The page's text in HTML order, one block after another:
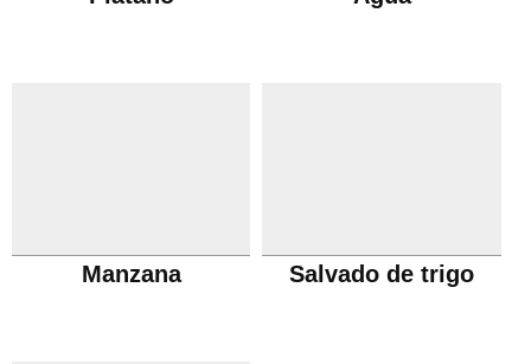
Manzana Salvado de trigo